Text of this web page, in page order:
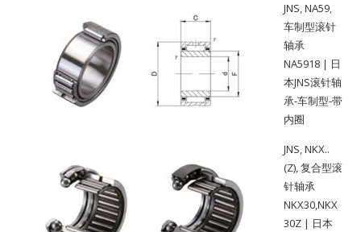
JNS,NA59,
车制型滚针
轴承
NA5918 | 日
本JNS滚针轴
承-车制型-带
内圈
JNS,NKX..
(Z),复合型滚
针轴承
NKX30,NKX
30Z | 日本